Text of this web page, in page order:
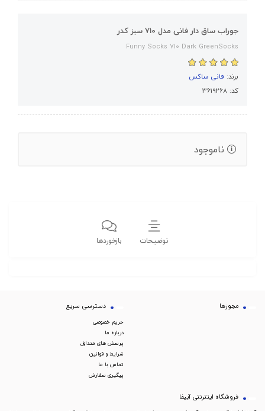
جوراب ساق دار فانی مدل 710 سبز کدر
Funny Socks 710 Dark GreenSocks
برند: فانی ساکس
کد: 3619268
ناموجود
توضیحات بازخوردها
مجوزها دسترسی سریع
حریم خصوصی
درباره ما
پرسش های متداول
شرایط و قوانین
تماس با ما
پیگیری سفارش
فروشگاه اینترنتی آبیفا